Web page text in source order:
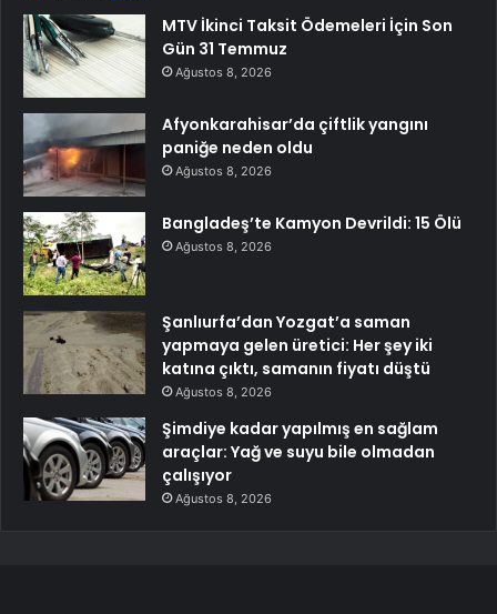
MTV İkinci Taksit Ödemeleri İçin Son
Gün 31 Temmuz
Ağustos 8, 2026
Afyonkarahisar’da çiftlik yangını
paniğe neden oldu
Ağustos 8, 2026
Bangladeş’te Kamyon Devrildi: 15 Ölü
Ağustos 8, 2026
Şanlıurfa’dan Yozgat’a saman
yapmaya gelen üretici: Her şey iki
katına çıktı, samanın fiyatı düştü
Ağustos 8, 2026
Şimdiye kadar yapılmış en sağlam
araçlar: Yağ ve suyu bile olmadan
çalışıyor
Ağustos 8, 2026